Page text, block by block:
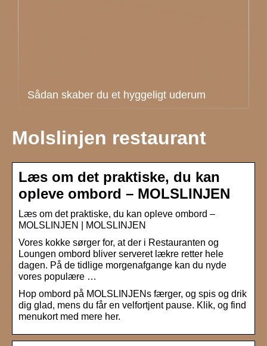
Sådan skaber du et hyggeligt uderum
Molslinjen restaurant
Læs om det praktiske, du kan
opleve ombord – MOLSLINJEN
Læs om det praktiske, du kan opleve ombord –
MOLSLINJEN | MOLSLINJEN
Vores kokke sørger for, at der i Restauranten og
Loungen ombord bliver serveret lækre retter hele
dagen. På de tidlige morgenafgange kan du nyde
vores populære …
Hop ombord på MOLSLINJENs færger, og spis og drik
dig glad, mens du får en velfortjent pause. Klik, og find
menukort med mere her.